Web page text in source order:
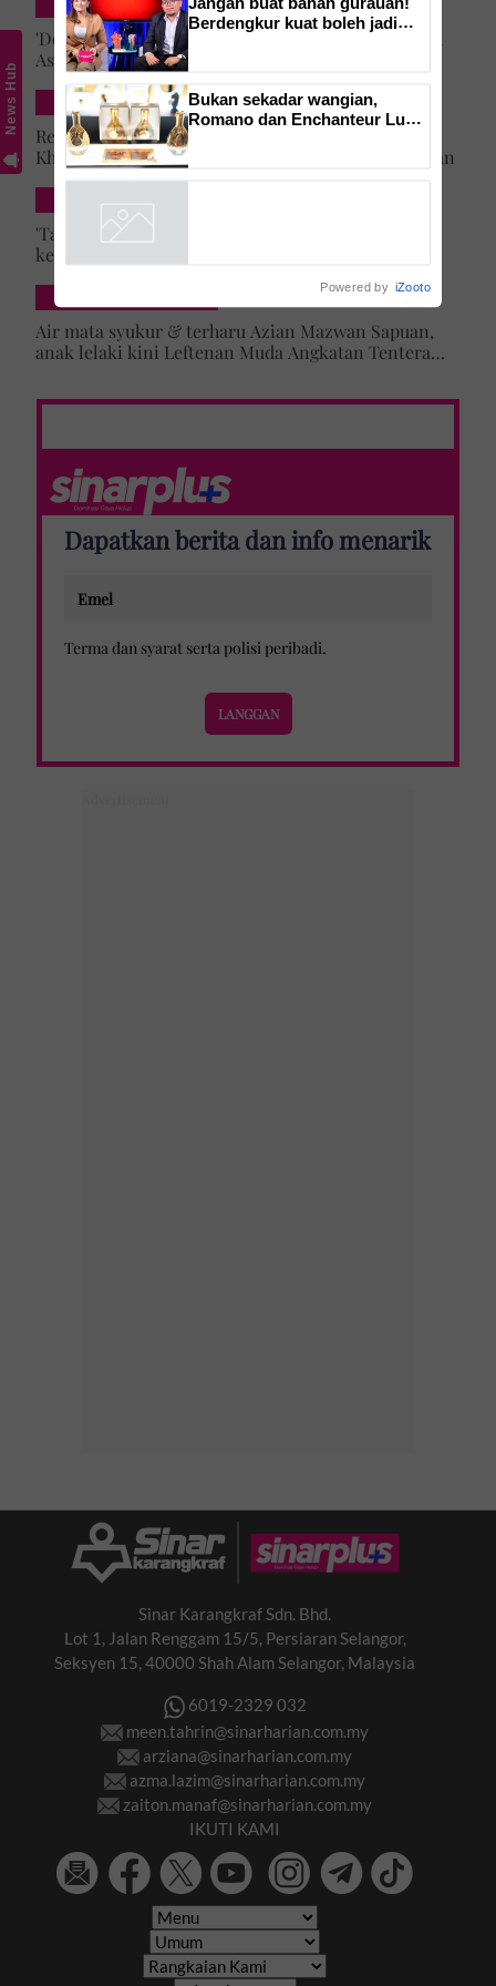
INSPIRASI
'Doa umi, abi sentiasa mengiringi' -Impian Ustazah
Asma' 25 tahun lalu tercapai, anak lelaki daftar
masuk Universiti Malaya
DUNIA
Rezeki lepas menyamar jadi pramugari Batik Air,
Khairun Nisya ditawar latihan akademi penerbangan
'Tak lihat diri saya artis lagi' – Jehan Miskin kongsi
kenapa pilih ‘hilang’ dari dunia lakonan, cerita
Air mata syukur & terharu Azian Mazwan Sapuan,
anak lelaki kini Leftenan Muda Angkatan Tentera
Dapatkan berita dan info menarik
Terma dan syarat serta polisi peribadi.
Sinar Karangkraf Sdn. Bhd.
Lot 1, Jalan Renggam 15/5, Persiaran Selangor,
Seksyen 15, 40000 Shah Alam Selangor, Malaysia
6019-2329 032
meen.tahrin@sinarharian.com.my
arziana@sinarharian.com.my
azma.lazim@sinarharian.com.my
zaiton.manaf@sinarharian.com.my
IKUTI KAMI
News Hub
Berdengkur kuat boleh jadi
Bukan sekadar wangian,
Romano dan Enchanteur Luxe
Powered by iZooto